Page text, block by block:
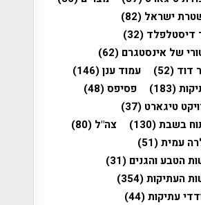
ישראל (82)
דיסטלפלד (32)
של אינסטגרם (62)
דוד (52) עמוד ענן(146)
(183) פסיפס(48)
טיגארט (37)
בשבת(130) צה"ל (80)
עמית(51)
הטבע והגנים (31)
העתיקות(354)
עתיקות(44)